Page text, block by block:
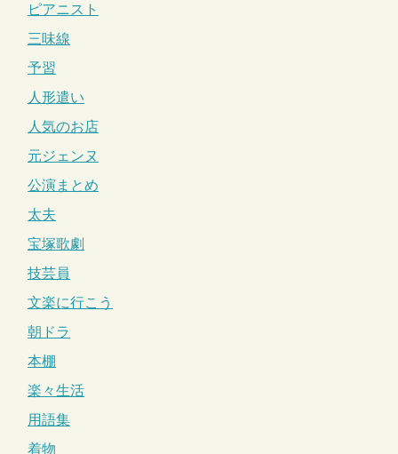
ピアニスト
三味線
予習
人形遣い
人気のお店
元ジェンヌ
公演まとめ
太夫
宝塚歌劇
技芸員
文楽に行こう
朝ドラ
本棚
楽々生活
用語集
着物